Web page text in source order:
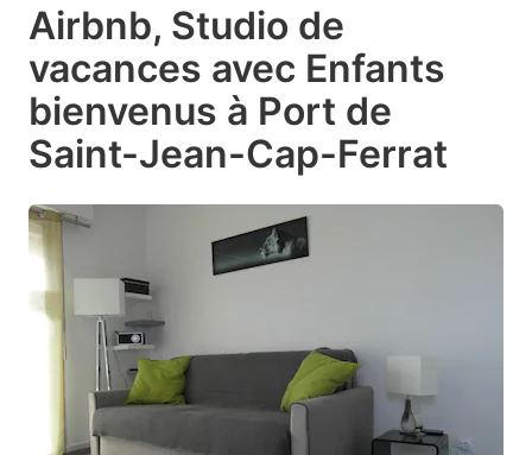
Airbnb, Studio de
vacances avec Enfants
bienvenus à Port de
Saint-Jean-Cap-Ferrat